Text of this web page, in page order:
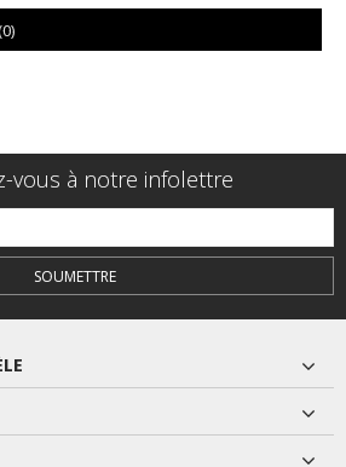
vous à notre infolettre
SOUMETTRE